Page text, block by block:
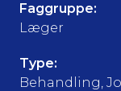
Faggruppe:
Læger
Type:
Behandling,